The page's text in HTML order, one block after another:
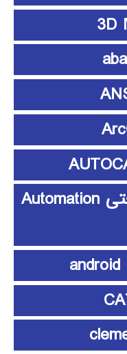
آموزش اتوماسیون صنعتی Automation